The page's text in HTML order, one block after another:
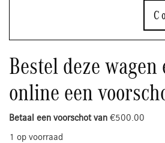
Bestel deze
online een
Betaal een voorschot van €500.00
1 op voorraad